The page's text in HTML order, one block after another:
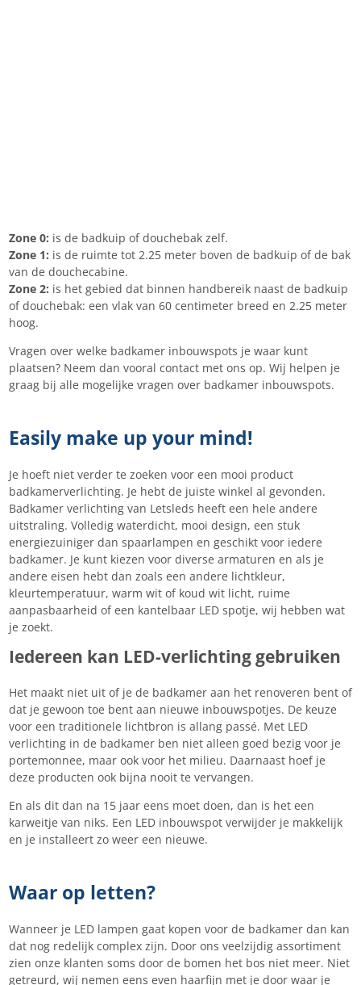
Zone 0: is de badkuip of douchebak zelf.
Zone 1: is de ruimte tot 2.25 meter boven de badkuip of de bak
van de douchecabine.
Zone 2: is het gebied dat binnen handbereik naast de badkuip
of douchebak: een vlak van 60 centimeter breed en 2.25 meter
hoog.
Vragen over welke badkamer inbouwspots je waar kunt
plaatsen? Neem dan vooral contact met ons op. Wij helpen je
graag bij alle mogelijke vragen over badkamer inbouwspots.
Easily make up your mind!
Je hoeft niet verder te zoeken voor een mooi product
badkamerverlichting. Je hebt de juiste winkel al gevonden.
Badkamer verlichting van Letsleds heeft een hele andere
uitstraling. Volledig waterdicht, mooi design, een stuk
energiezuiniger dan spaarlampen en geschikt voor iedere
badkamer. Je kunt kiezen voor diverse armaturen en als je
andere eisen hebt dan zoals een andere lichtkleur,
kleurtemperatuur, warm wit of koud wit licht, ruime
aanpasbaarheid of een kantelbaar LED spotje, wij hebben wat
je zoekt.
Iedereen kan LED-verlichting gebruiken
Het maakt niet uit of je de badkamer aan het renoveren bent of
dat je gewoon toe bent aan nieuwe inbouwspotjes. De keuze
voor een traditionele lichtbron is allang passé. Met LED
verlichting in de badkamer ben niet alleen goed bezig voor je
portemonnee, maar ook voor het milieu. Daarnaast hoef je
deze producten ook bijna nooit te vervangen.
En als dit dan na 15 jaar eens moet doen, dan is het een
karweitje van niks. Een LED inbouwspot verwijder je makkelijk
en je installeert zo weer een nieuwe.
Waar op letten?
Wanneer je LED lampen gaat kopen voor de badkamer dan kan
dat nog redelijk complex zijn. Door ons veelzijdig assortiment
zien onze klanten soms door de bomen het bos niet meer. Niet
getreurd, wij nemen eens even haarfijn met je door waar je